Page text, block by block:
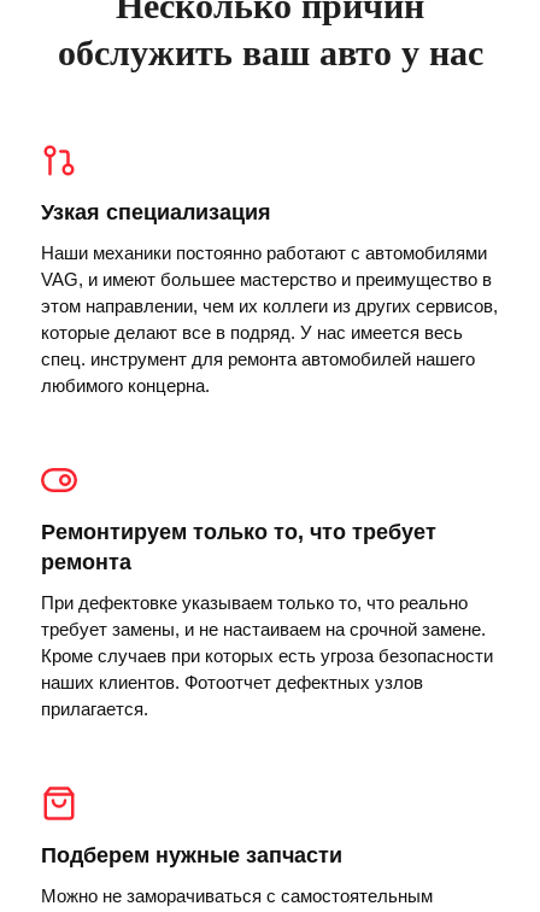
обслужить ваш авто у нас
Узкая специализация
Наши механики постоянно работают с автомобилями
VAG, и имеют большее мастерство и преимущество в
этом направлении, чем их коллеги из других сервисов,
которые делают все в подряд. У нас имеется весь
спец. инструмент для ремонта автомобилей нашего
любимого концерна.
Ремонтируем только то, что требует
ремонта
При дефектовке указываем только то, что реально
требует замены, и не настаиваем на срочной замене.
Кроме случаев при которых есть угроза безопасности
наших клиентов. Фотоотчет дефектных узлов
прилагается.
Подберем нужные запчасти
Можно не заморачиваться с самостоятельным